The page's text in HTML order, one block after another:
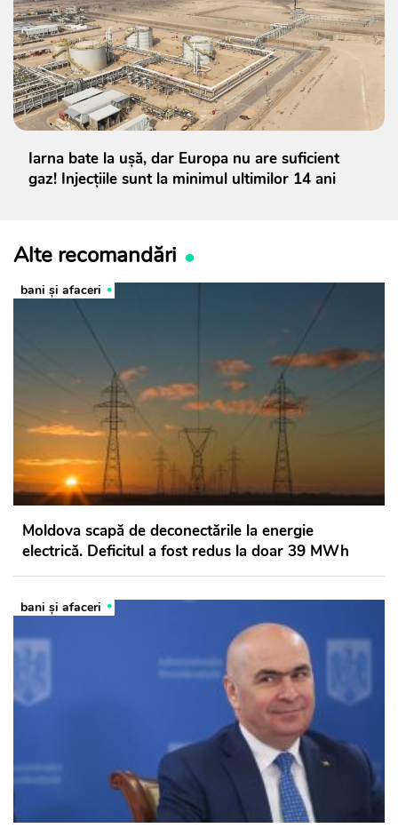
Iarna bate la ușă, dar Europa nu are suficient
gaz! Injecțiile sunt la minimul ultimilor 14 ani
Alte recomandări
bani și afaceri
Moldova scapă de deconectările la energie
electrică. Deficitul a fost redus la doar 39 MWh
bani și afaceri